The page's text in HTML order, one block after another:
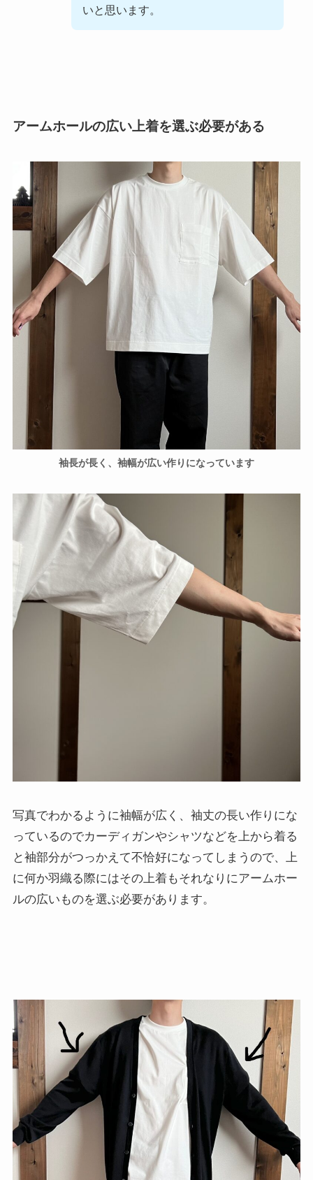
いと思います。
アームホールの広い上着を選ぶ必要がある
袖長が長く、袖幅が広い作りになっています
写真でわかるように袖幅が広く、袖丈の長い作りにな
っているのでカーディガンやシャツなどを上から着る
と袖部分がつっかえて不恰好になってしまうので、上
に何か羽織る際にはその上着もそれなりにアームホー
ルの広いものを選ぶ必要があります。